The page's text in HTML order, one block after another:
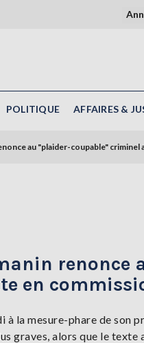
POLITIQUE AFFAIRES &
au "plaider-coupable"
en
à la mesure-phare de son
graves, alors que le texte